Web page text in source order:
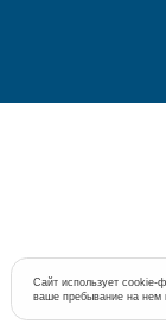
Сайт использует cookie-
ваше пребывание на нем